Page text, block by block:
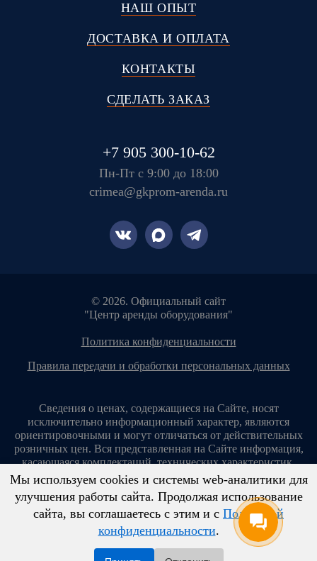
НАШ ОПЫТ
ДОСТАВКА И ОПЛАТА
КОНТАКТЫ
СДЕЛАТЬ ЗАКАЗ
+7 905 300-10-62
Пн-Пт с 9:00 до 18:00
crimea@gkprom-arenda.ru
© 2026. Официальный сайт
"Центр аренды оборудования"
политика конфиденциальности
правила передачи и обработки персональных данных
Сведения о ценах, содержащиеся на Сайте, носят
исключительно информационный характер, являются
ориентировочными и могут отличаться от действительных
розничных цен. Вся представленная на Сайте информация,
касающаяся комплектаций, технических характеристик,
цветовых сочетаний, стоимости услуг, сервисного
обслуживания, дополнительного оборудования, условий
аренды оборудования и т. п., ни при каких условиях не
является публичной офертой, определяемой положениями
ст. 437 Гражданского кодекса Российской Федерации.
Копирование материалов с сайта без разрешения запрещено!
Мы используем cookies и системы web-аналитики для
улучшения работы сайта. Продолжая использование
сайта, вы соглашаетесь с этим и с Политикой
конфиденциальности.